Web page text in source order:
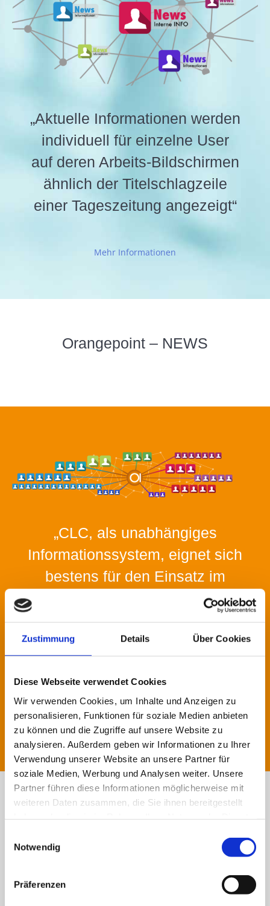
Zustimmung Details Über Cookies
Diese Webseite verwendet Cookies
Wir verwenden Cookies, um Inhalte und Anzeigen zu
personalisieren, Funktionen für soziale Medien anbieten
zu können und die Zugriffe auf unsere Website zu
analysieren. Außerdem geben wir Informationen zu Ihrer
Verwendung unserer Website an unsere Partner für
soziale Medien, Werbung und Analysen weiter. Unsere
Partner führen diese Informationen möglicherweise mit
weiteren Daten zusammen, die Sie ihnen bereitgestellt
Notwendig
Präferenzen
„Aktuelle Informationen werden
individuell für einzelne User
auf deren Arbeits-Bildschirmen
ähnlich der Titelschlagzeile
einer Tageszeitung angezeigt“
Mehr Informationen
Orangepoint – NEWS
„CLC, als unabhängiges
Informationssystem, eignet sich
bestens für den Einsatz im
Gesundheitsbereich, als
Branchenlösung für Produktion &
Industrie und generell für Betriebe
Referenzen